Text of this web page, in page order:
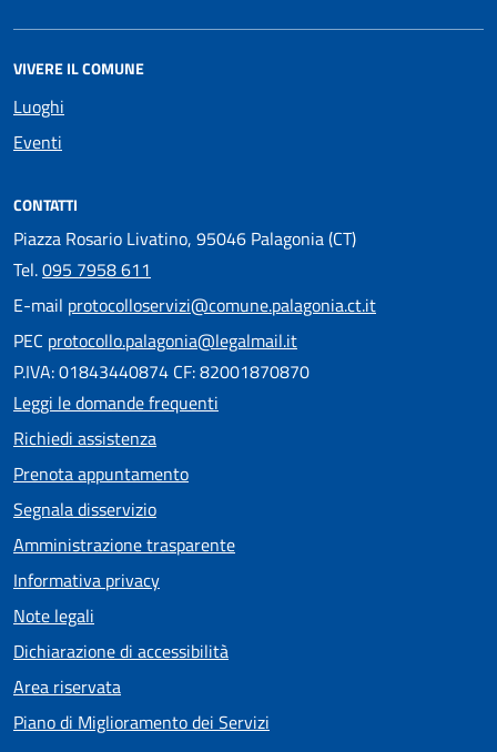
VIVERE IL COMUNE
Luoghi
Eventi
CONTATTI
Piazza Rosario Livatino, 95046 Palagonia (CT)
Tel.095 7958 611
E-mail protocolloservizi@comune.palagonia.ct.it
PEC protocollo.palagonia@legalmail.it
P.IVA: 01843440874 CF: 82001870870
Leggi le domande frequenti
Richiedi assistenza
Prenota appuntamento
Segnala disservizio
Amministrazione trasparente
Informativa privacy
Note legali
Dichiarazione di accessibilità
Area riservata
Piano di Miglioramento dei Servizi